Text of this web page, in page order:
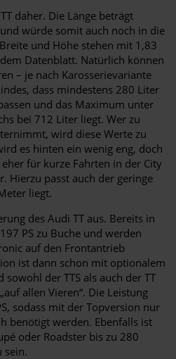
daher. Die Länge beträgt
würde somit auch noch in die
und Höhe stehen mit 1,83
Datenblatt. Natürlich können
– je nach Karosserievariante
dass mindestens 280 Liter
und das Maximum unter
bei 712 Liter liegt. Wer zu
wird diese Werte zu
es hinten ein wenig eng, doch
für kurze Fahrten in der City
Hierzu passt auch der geringe
liegt.
des Audi TT aus. Bereits in
PS zu Buche und werden
auf den Frontantrieb
ist dann schon mit optionalem
der TTS als auch der TT
allen Vieren“. Die Leistung
sodass mit der Topversion nur
benötigt werden. Ebenfalls ist
oder Roadster bis zu 280
sein.